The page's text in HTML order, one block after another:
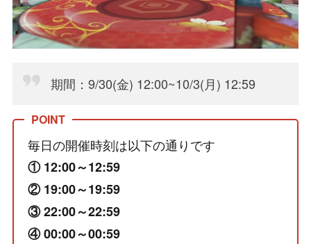
期間：9/30(金) 12:00~10/3(月) 12:59
毎日の開催時刻は以下の通りです
① 12:00～12:59
② 19:00～19:59
③ 22:00～22:59
④ 00:00～00:59